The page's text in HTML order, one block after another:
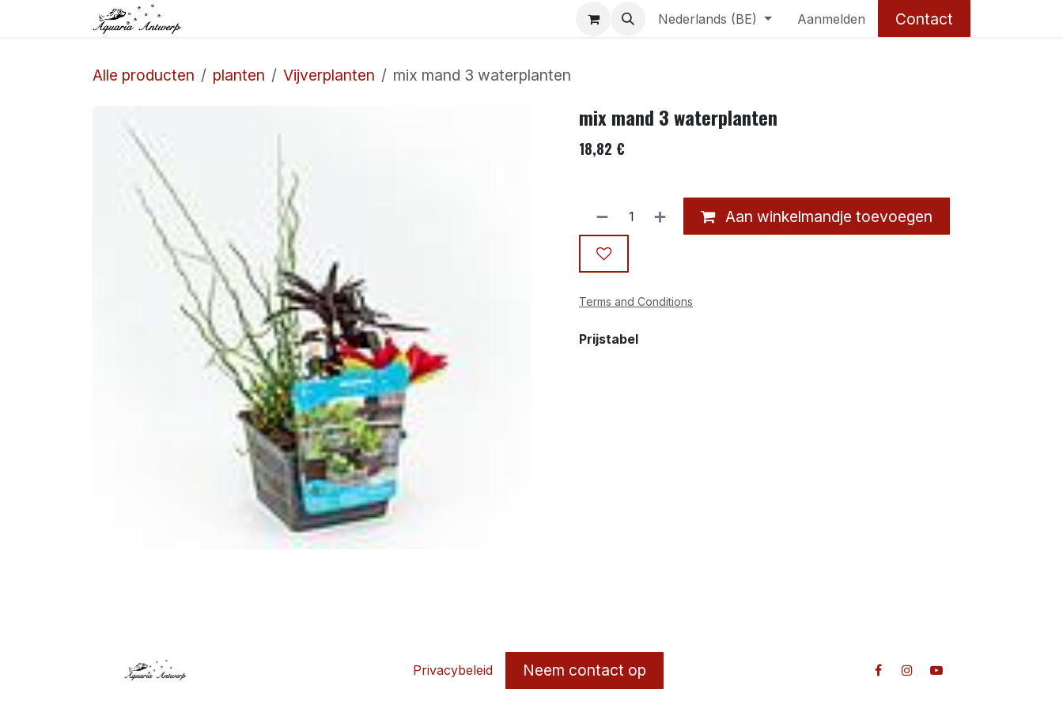
Overslaan naar inhoud Nederlands (BE) Aanmelden Contact
Alle producten planten Vijverplanten mix mand 3 waterplanten
mix mand 3 waterplanten
18,82 €
Aan winkelmandje toevoegen
Terms and Conditions
Prijstabel
Privacybeleid Neem contact op